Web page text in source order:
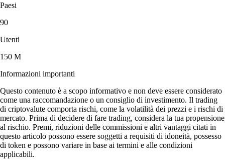
Paesi
90
Utenti
150 M
Informazioni importanti
Questo contenuto è a scopo informativo e non deve essere considerato
come una raccomandazione o un consiglio di investimento. Il trading
di criptovalute comporta rischi, come la volatilità dei prezzi e i rischi di
mercato. Prima di decidere di fare trading, considera la tua propensione
al rischio. Premi, riduzioni delle commissioni e altri vantaggi citati in
questo articolo possono essere soggetti a requisiti di idoneità, possesso
di token e possono variare in base ai termini e alle condizioni
applicabili.